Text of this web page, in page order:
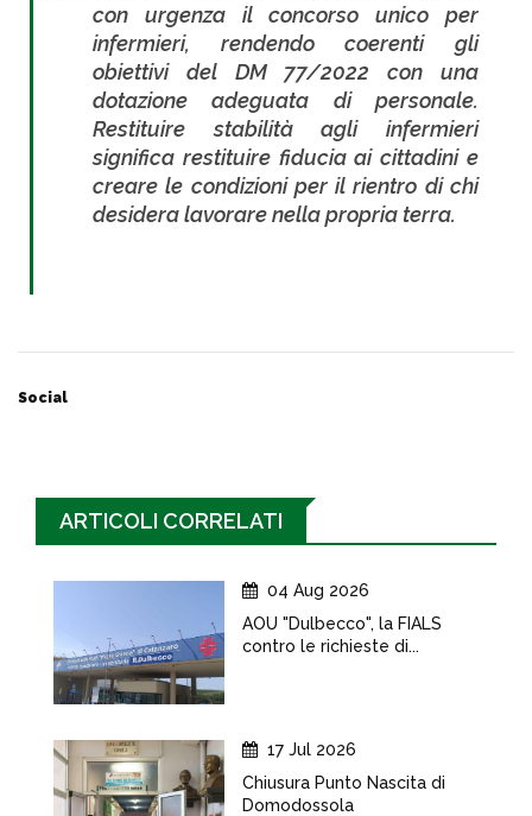
con urgenza il concorso unico per
infermieri, rendendo coerenti gli
obiettivi del DM 77/2022 con una
dotazione adeguata di personale.
Restituire stabilità agli infermieri
significa restituire fiducia ai cittadini e
creare le condizioni per il rientro di chi
desidera lavorare nella propria terra.
Social
ARTICOLI CORRELATI
04 Aug 2026
AOU "Dulbecco", la FIALS
contro le richieste di...
17 Jul 2026
Chiusura Punto Nascita di
Domodossola